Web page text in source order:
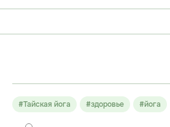
#Тайская йога #здоровье #йога